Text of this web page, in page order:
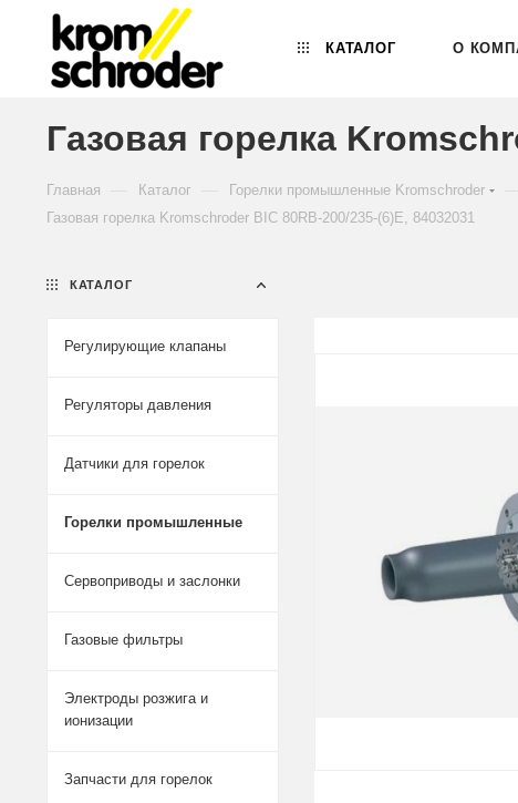
КАТАЛОГ О
Газовая горелка
Главная Каталог Горелки промышленные Kromschroder
Газовая горелка Kromschroder BIC 80RB-200/235-(6)E, 84032031
КАТАЛОГ
Регулирующие клапаны
Регуляторы давления
Датчики для горелок
Горелки промышленные
Сервоприводы и заслонки
Газовые фильтры
Электроды розжига и
ионизации
Запчасти для горелок